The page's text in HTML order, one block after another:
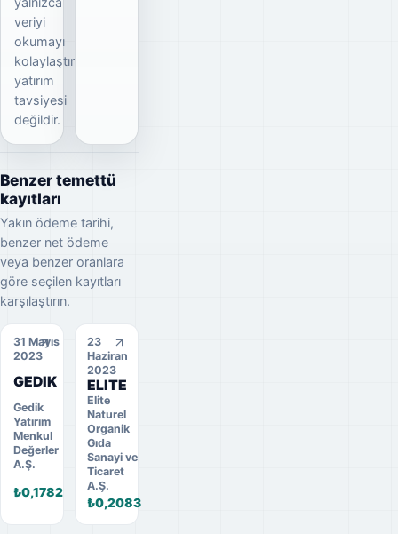
veriyi
okumayı
kolaylaştırır;
yatırım
tavsiyesi
değildir.
Benzer temettü
kayıtları
Yakın ödeme tarihi,
benzer net ödeme
veya benzer oranlara
göre seçilen kayıtları
karşılaştırın.
31 Mayıs
2023
GEDIK
Gedik
Yatırım
Menkul
Değerler
A.Ş.
₺0,1782
23
Haziran
2023
ELITE
Elite
Naturel
Organik
Gıda
Sanayi ve
Ticaret
A.Ş.
₺0,2083